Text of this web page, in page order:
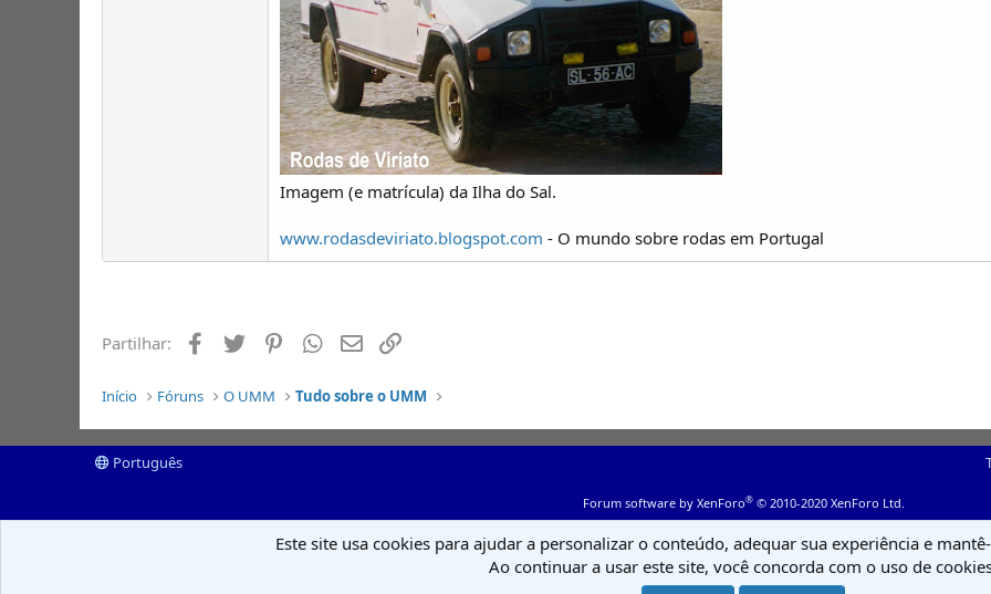
Imagem (e matrícula) da Ilha do Sal.
www.rodasdeviriato.blogspot.com - O mundo sobre rodas em Portugal
Partilhar: Facebook
Twitter PinterestWhatsapp
Email
Início Fóruns O UMM Tudo sobre o UMM
Português
Forum software by XenForo® © 2010-2020 XenForo Ltd.
Este site usa cookies para ajudar a personalizar o conteúdo, adequar sua experiência e
Ao continuar a usar este site, você concorda com o uso de